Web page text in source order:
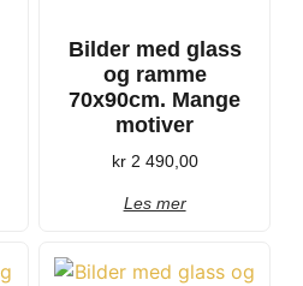
Bilder med glass
og ramme
70x90cm. Mange
motiver
kr2 490,00
Les mer